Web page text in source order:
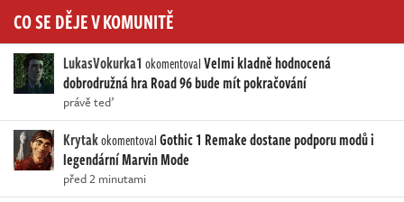
CO SE DĚJE V KOMUNITĚ
LukasVokurka1 okomentovalVelmi kladně hodnocená
dobrodružná hra Road 96 bude mít pokračování
právě teď
KrytakokomentovalGothic 1 Remake dostane podporu modů i
legendární Marvin Mode
před 2 minutami